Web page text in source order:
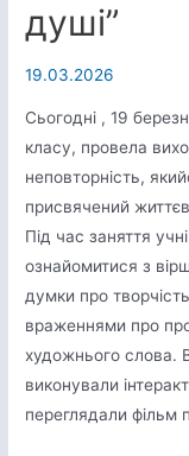
душі”
19.03.2026
Сьогодні , 19
класу, провела
неповторність,
присвячений
Під час заняття
ознайомитися з
думки про
враженнями про
художнього слова.
виконували
переглядали фільм